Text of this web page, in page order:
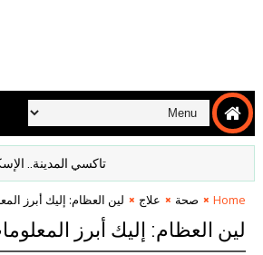
تاكسي المدينة..
Home صحة علاج لين العظام: إليك أبرز
لين العظام: إليك أبرز